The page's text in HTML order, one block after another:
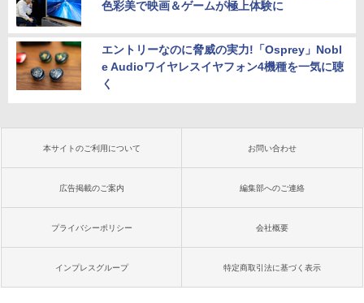
色彩美で映画＆ゲームが極上体験に
エントリーなのに脅威の実力!「Osprey」Nobl
e Audioワイヤレスイヤフォン4機種を一気に聴
く
本サイトのご利用について お問い合わせ
広告掲載のご案内 編集部へのご連絡
プライバシーポリシー 会社概要
インプレスグループ 特定商取引法に基づく表示